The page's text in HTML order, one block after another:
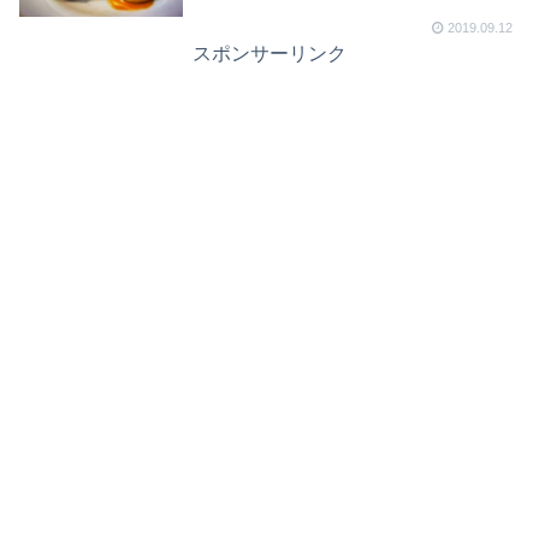
2019.09.12
スポンサーリンク